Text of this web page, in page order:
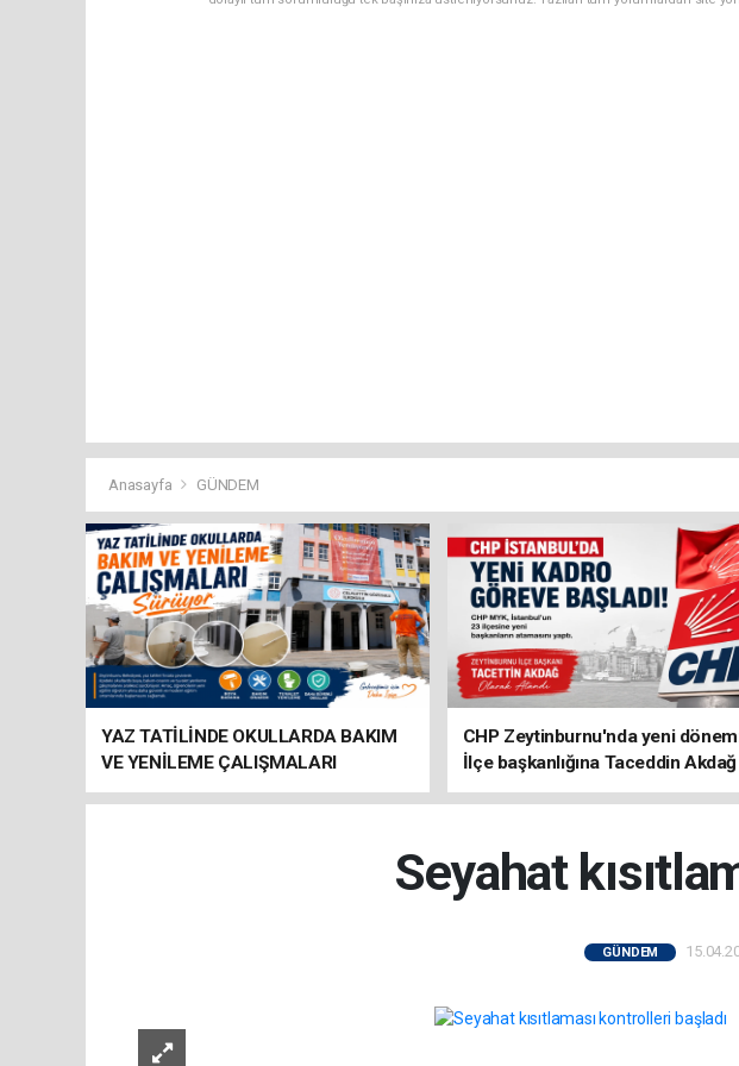
Anasayfa GÜNDEM
YAZ TATİLİNDE OKULLARDA BAKIM
VE YENİLEME ÇALIŞMALARI
SÜRÜYOR
CHP Zeytinburnu'nda yeni
İlçe başkanlığına Taceddin Akdağ
atandı
Seyahat
GÜNDEM